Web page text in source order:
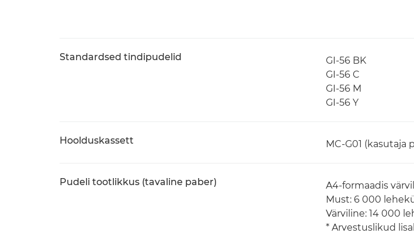
Standardsed tindipudelid
GI-56 BK
GI-56 C
GI-56 M
GI-56 Y
Hoolduskassett MC-G01 (kasutaja
Pudeli tootlikkus (tavaline paber) A4-formaadis
Must: 6 000
Värviline: 14 000
* Arvestuslikud